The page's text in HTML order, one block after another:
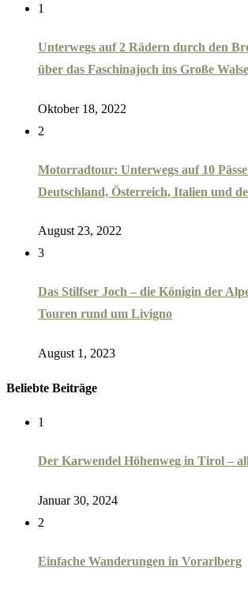
1
Unterwegs auf 2 Rädern durch den
über das Faschinajoch ins Große
Oktober 18, 2022
2
Motorradtour: Unterwegs auf 10
Deutschland, Österreich, Italien und
August 23, 2022
3
Das Stilfser Joch – die Königin der
Touren rund um Livigno
August 1, 2023
Beliebte Beiträge
1
Der Karwendel Höhenweg in Tirol –
Januar 30, 2024
2
Einfache Wanderungen in Vorarlberg